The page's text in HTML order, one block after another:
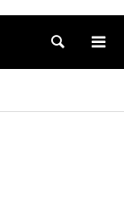
検索